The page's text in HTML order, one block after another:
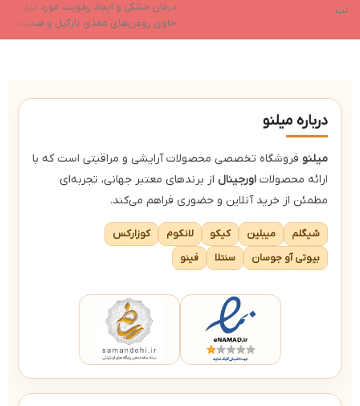
لب
تطابق رنگ با PH و دمای منحصر به فرد
درمان خشکی و ایجاد رطوبت مورد نیاز
حاوی روغن‌های مغذی نارگیل و هسته
انگور
درباره میلنو
میلنو فروشگاه تخصصی محصولات آرایشی و مراقبتی است که با
ارائه محصولات اورجینال از برندهای معتبر جهانی، تجربه‌ای
مطمئن از خرید آنلاین و حضوری فراهم می‌کند.
شیگلم میبلین کیکو لانکوم
کوزارکس
بیوتی آو جوسان
سنتلا فینو